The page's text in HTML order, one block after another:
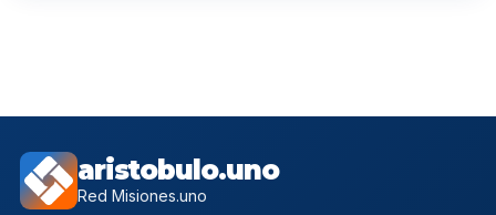
aristobulo.uno
Red Misiones.uno